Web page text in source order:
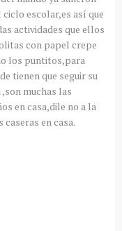
escolar,es así que
actividades que ellos
con papel crepe
los puntitos,para
tienen que seguir su
muchas las
en casa,dile no a la
en casa.